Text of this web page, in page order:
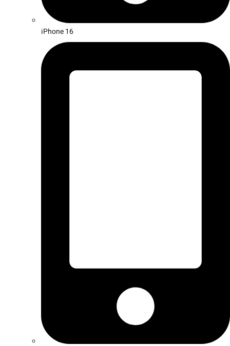
iPhone 16